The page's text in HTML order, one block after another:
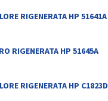
RIGENERATA HP 51641A
RIGENERATA HP 51645A
RIGENERATA HP C1823D